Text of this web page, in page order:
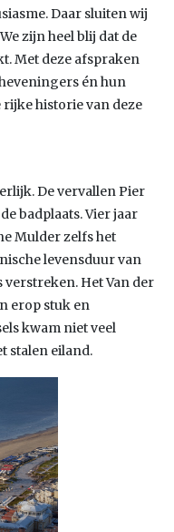
Daar sluiten wij
zijn heel blij dat de
Met deze afspraken
én hun
rijke historie van deze
De vervallen Pier
badplaats. Vier jaar
Mulder zelfs het
levensduur van
verstreken. Het Van der
erop stuk en
kwam niet veel
stalen eiland.